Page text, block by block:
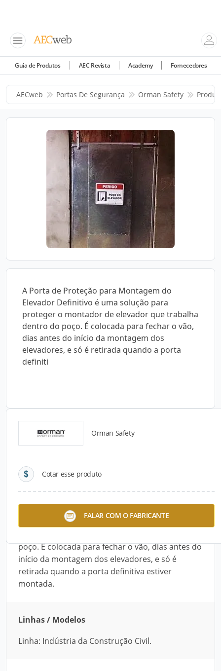
Guia de Produtos AEC Revista Academy Fornecedores
AECweb Portas De Segurança Orman Safety
A Porta de Proteção para Montagem do
Elevador Definitivo é uma solução para
proteger o montador de elevador que trabalha
dentro do poço. É colocada para fechar o vão,
dias antes do início da montagem dos
elevadores, e só é retirada quando a porta
definiti
Orman Safety
Cotar esse produto
FALAR COM O FABRICANTE
Detalhes do produto
Descrição do Produto
A Porta de Proteção para Montagem do Elevador
Definitivo é uma solução para proteger o
poço. É colocada para fechar o vão, dias antes do
início da montagem dos elevadores, e só é
retirada quando a porta definitiva estiver
montada.
Linhas / Modelos
Linha: Indústria da Construção Civil.